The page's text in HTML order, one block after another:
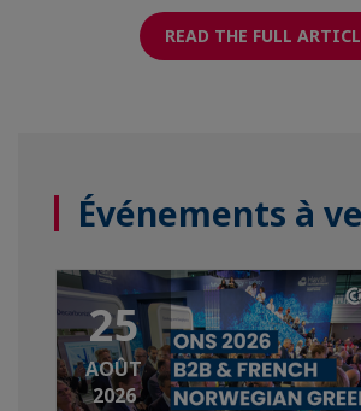
READ THE FULL
Événements à
25
AOÛT
2026